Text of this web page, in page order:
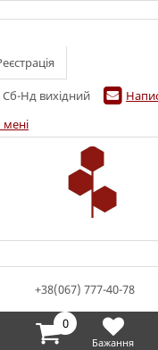
Нд вихідний
мені
+38(067) 777-40-78
0
Бажання